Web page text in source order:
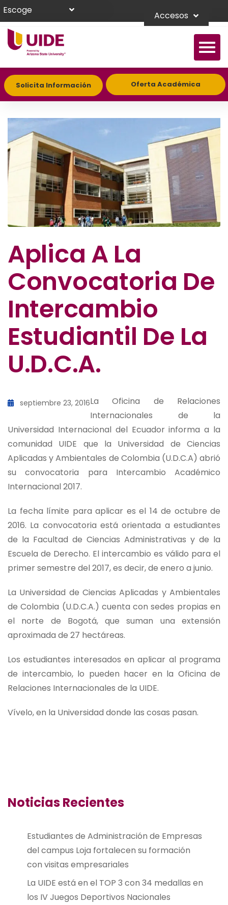
Escoge Accesos
Solicita Información Oferta Académica
Aplica A La
Convocatoria De
Intercambio
Estudiantil De La
U.D.C.A.
septiembre 23, 2016La Oficina de Relaciones
Internacionales de la
Universidad Internacional del Ecuador informa a la
comunidad UIDE que la Universidad de Ciencias
Aplicadas y Ambientales de Colombia (U.D.C.A) abrió
su convocatoria para Intercambio Académico
Internacional 2017.
La fecha límite para aplicar es el 14 de octubre de
2016. La convocatoria está orientada a estudiantes
de la Facultad de Ciencias Administrativas y de la
Escuela de Derecho. El intercambio es válido para el
primer semestre del 2017, es decir, de enero a junio.
La Universidad de Ciencias Aplicadas y Ambientales
de Colombia (U.D.C.A.) cuenta con sedes propias en
el norte de Bogotá, que suman una extensión
aproximada de 27 hectáreas.
Los estudiantes interesados en aplicar al programa
de intercambio, lo pueden hacer en la Oficina de
Relaciones Internacionales de la UIDE.
Vívelo, en la Universidad donde las cosas pasan.
Noticias Recientes
Estudiantes de Administración de Empresas
del campus Loja fortalecen su formación
con visitas empresariales
La UIDE está en el TOP 3 con 34 medallas en
los IV Juegos Deportivos Nacionales